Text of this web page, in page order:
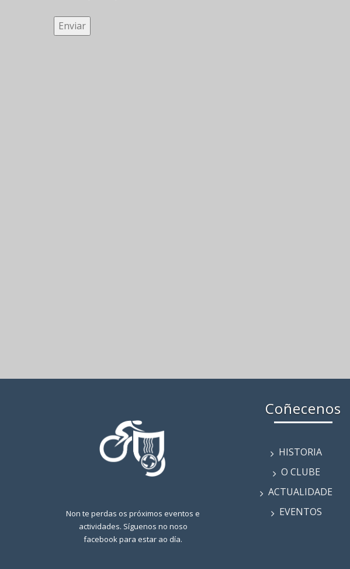
Non te perdas os próximos eventos e
actividades. Síguenos no noso
facebook para estar ao día.
Coñecenos
HISTORIA
O CLUBE
ACTUALIDADE
EVENTOS